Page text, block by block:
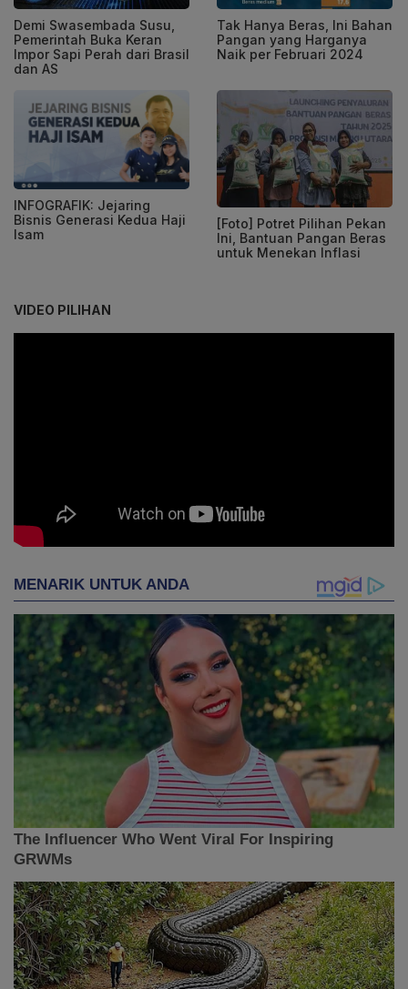
Demi Swasembada Susu,
Pemerintah Buka Keran
Impor Sapi Perah dari Brasil
dan AS
Tak Hanya Beras, Ini Bahan
Pangan yang Harganya
Naik per Februari 2024
INFOGRAFIK: Jejaring
Bisnis Generasi Kedua Haji
Isam
[Foto] Potret Pilihan Pekan
Ini, Bantuan Pangan Beras
untuk Menekan Inflasi
VIDEO PILIHAN